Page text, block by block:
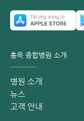
접종 횟수 및 대상:
요인 2: 접종 기관의
어디에서 접종하느냐
관은 종합병원, 의원,
은 요소가 반영됩니다.
홍옥 종합병원 소개
병원 소개
뉴스
고객 안내